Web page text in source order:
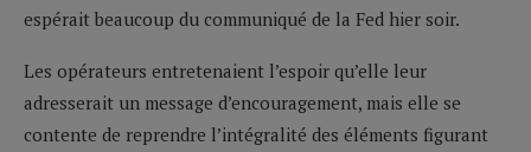
espérait beaucoup du communiqué de la Fed hier soir.
Les opérateurs entretenaient l’espoir qu’elle leur
adresserait un message d’encouragement, mais elle se
contente de reprendre l’intégralité des éléments figurant